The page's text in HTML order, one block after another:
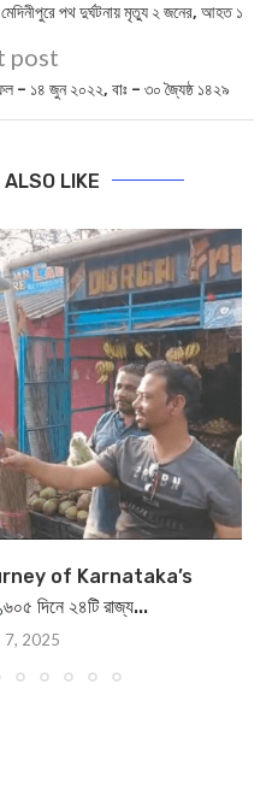
পথ দুর্ঘটনায় মৃত্যু ২ জনের, আহত ১
post
জুন ২০২২, বাঃ – ৩০ জ্যৈষ্ঠ ১৪২৯
ALSO LIKE
of Karnataka’s
৬০৫ দিনে ২৪টি রাজ্য...
7, 2025